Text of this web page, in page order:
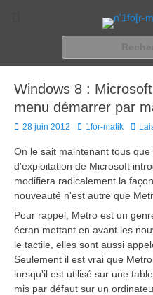
Pour les nymphos d'infos en
Windows 8 :
menu démarrer par
Posted
28 juin 2012 Author
1for-matik
On le sait maintenant tous
d'exploitation de Microsoft
modifiera radicalement la
nouveauté n'est autre que
Pour rappel, Metro est un
écran mettant en avant les
le tactile, elles sont aussi
Seulement il est vrai que
lorsqu'il est utilisé sur une
mis par défaut sur un